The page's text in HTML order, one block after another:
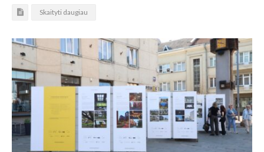
Skaityti daugiau